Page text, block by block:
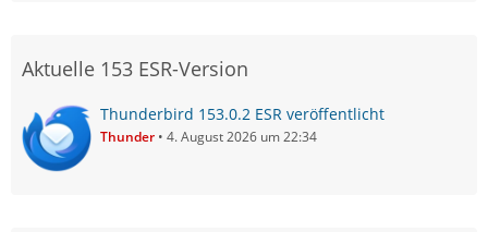
Aktuelle 153 ESR-Version
Thunderbird 153.0.2 ESR veröffentlicht
Thunder 4. August 2026 um 22:34